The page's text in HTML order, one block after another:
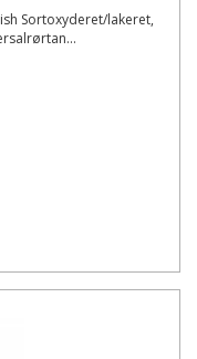
Sortoxyderet/lakeret,